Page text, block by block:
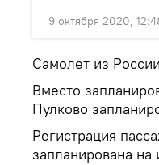
9 октября 2020,
Самолет из
Вместо
Пулково
Регистрация
запланирована